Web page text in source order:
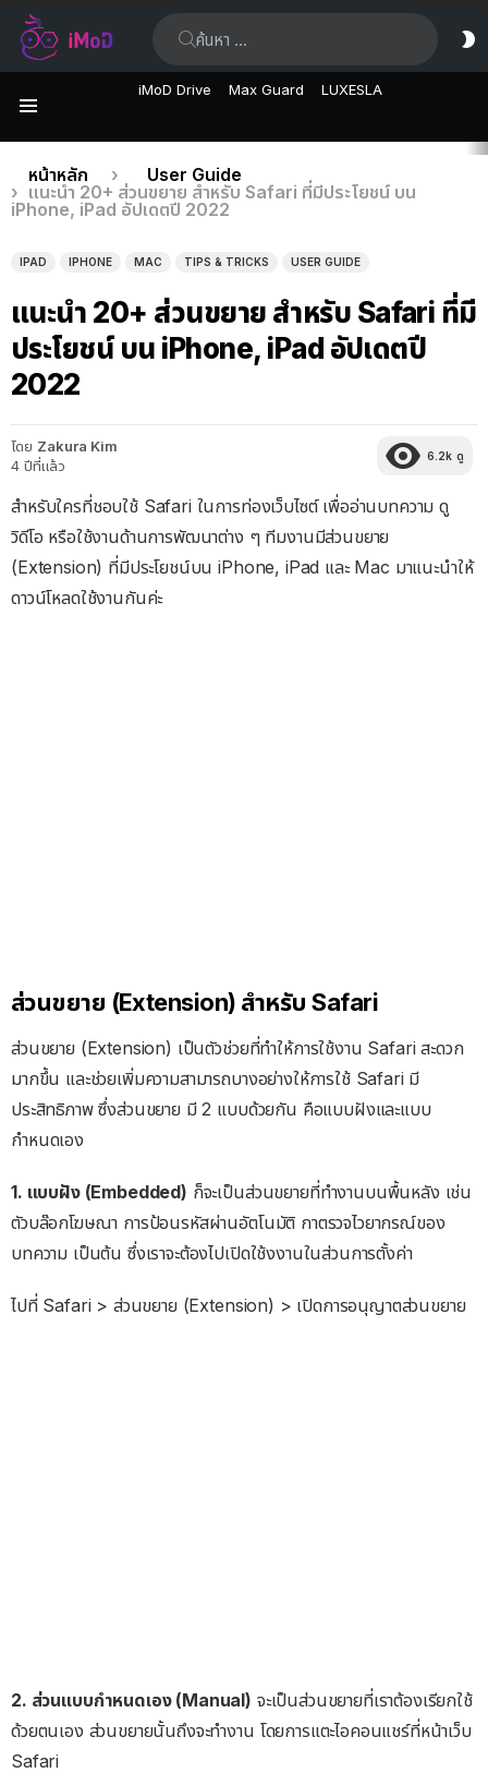
iMoD Drive Max Guard LUXESLA
เรื่อง
ล่าสุด
คุณอยู่ที่นี่:
หน้าหลัก
User Guide
แนะนำ 20+ ส่วนขยาย สำหรับ Safari ที่มีประโยชน์ บน
iPhone, iPad อัปเดตปี 2022
IPAD IPHONE MAC TIPS & TRICKS USER GUIDE
แนะนำ 20+ ส่วนขยาย สำหรับ Safari ที่มี
ประโยชน์ บน iPhone, iPad อัปเดตปี
2022
โดย Zakura Kim
4 ปีที่แล้ว
6.2k ดู
สำหรับใครที่ชอบใช้ Safari ในการท่องเว็บไซต์ เพื่ออ่านบทความ ดู
วิดีโอ หรือใช้งานด้านการพัฒนาต่าง ๆ ทีมงานมีส่วนขยาย
(Extension) ที่มีประโยชน์บน iPhone, iPad และ Mac มาแนะนำให้
ดาวน์โหลดใช้งานกันค่ะ
ส่วนขยาย (Extension) สำหรับ Safari
ส่วนขยาย (Extension) เป็นตัวช่วยที่ทำให้การใช้งาน Safari สะดวก
มากขึ้น และช่วยเพิ่มความสามารถบางอย่างให้การใช้ Safari มี
ประสิทธิภาพ ซึ่งส่วนขยาย มี 2 แบบด้วยกัน คือแบบฝังและแบบ
กำหนดเอง
1. แบบฝัง (Embedded) ก็จะเป็นส่วนขยายที่ทำงานบนพื้นหลัง เช่น
ตัวบล๊อกโฆษณา การป้อนรหัสผ่านอัตโนมัติ กาตรวจไวยากรณ์ของ
บทความ เป็นต้น ซึ่งเราจะต้องไปเปิดใช้งงานในส่วนการตั้งค่า
ไปที่ Safari > ส่วนขยาย (Extension) > เปิดการอนุญาตส่วนขยาย
2. ส่วนแบบกำหนดเอง (Manual) จะเป็นส่วนขยายที่เราต้องเรียกใช้
ด้วยตนเอง ส่วนขยายนั้นถึงจะทำงาน โดยการแตะไอคอนแชร์ที่หน้าเว็บ
Safari